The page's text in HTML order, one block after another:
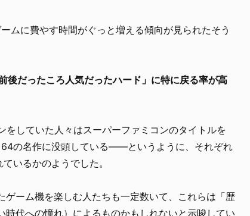
ムに費やす時間がぐっと増える傾向が見られたそう
後だったころ人気だったハード」に特に戻る率が高
をしていた人々はスーパーファミコンのタイトルを
の名作に没頭している――というように、それぞれ
いるかのようでした。
ーム機を楽しむ人たちも一定数いて、これらは「歴
時代への憧れ）によるものかもしれないと示唆してい